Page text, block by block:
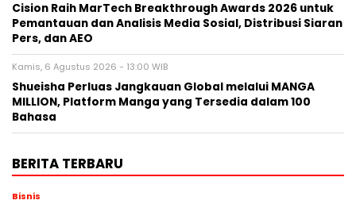
Cision Raih MarTech Breakthrough Awards 2026 untuk
Pemantauan dan Analisis Media Sosial, Distribusi Siaran
Pers, dan AEO
Kamis, 6 Agustus 2026 - 13:00 WIB
Shueisha Perluas Jangkauan Global melalui MANGA
MILLION, Platform Manga yang Tersedia dalam 100
Bahasa
BERITA TERBARU
Bisnis